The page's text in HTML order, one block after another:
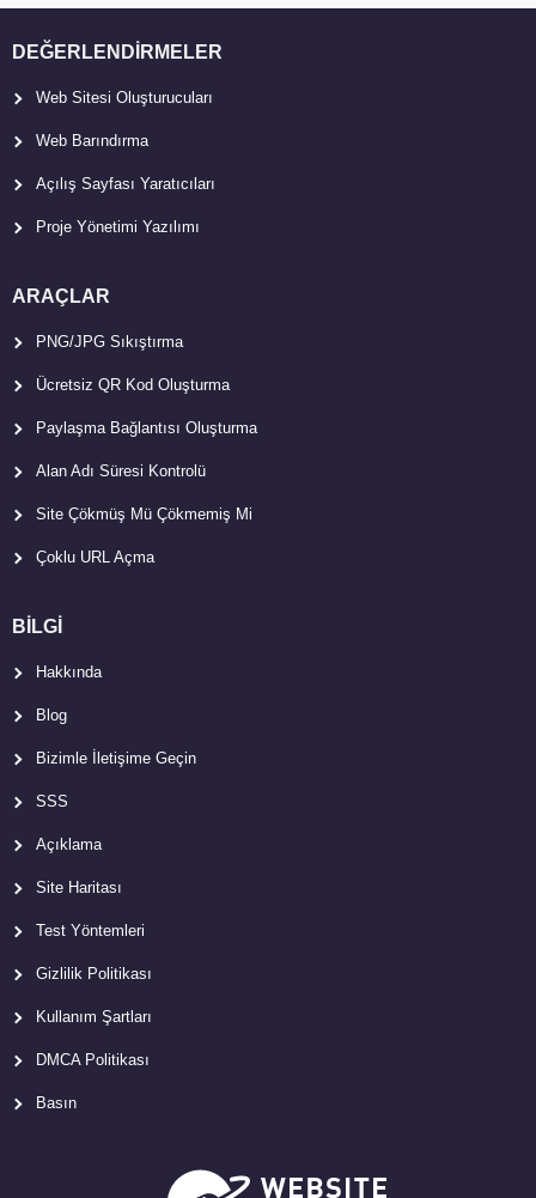
DEĞERLENDIRMELER
Web Sitesi Oluşturucuları
Web Barındırma
Açılış Sayfası Yaratıcıları
Proje Yönetimi Yazılımı
ARAÇLAR
PNG/JPG Sıkıştırma
Ücretsiz QR Kod Oluşturma
Paylaşma Bağlantısı Oluşturma
Alan Adı Süresi Kontrolü
Site Çökmüş Mü Çökmemiş Mi
Çoklu URL Açma
BİLGİ
Hakkında
Blog
Bizimle İletişime Geçin
SSS
Açıklama
Site Haritası
Test Yöntemleri
Gizlilik Politikası
Kullanım Şartları
DMCA Politikası
Basın